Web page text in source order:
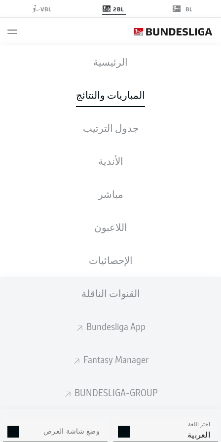
BL
2BL
VBL
الرئيسية
المباريات والنتائج
جدول الترتيب
الأندية
مباشر
اللاعبون
الإحصائيات
القنوات الناقلة
Bundesliga App
Fantasy Manager
BUNDESLIGA-GROUP
اختر اللغة
العربية وضع شاشة العرض
الأخبار التشكيلات الإحصائيات
0